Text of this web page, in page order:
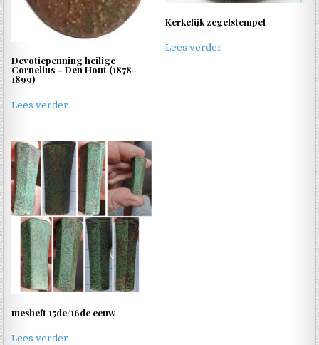
Devotiepenning heilige
Cornelius – Den Hout (1878-
1899)
Lees verder
Kerkelijk zegelstempel
Lees verder
mesheft 15de/16de eeuw
Lees verder